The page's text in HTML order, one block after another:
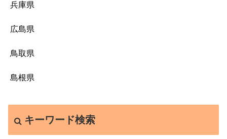
兵庫県
広島県
鳥取県
島根県
キーワード検索